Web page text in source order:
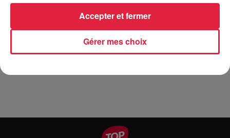
stade de football d'Oberbronn. Petite restauration sur place,
café, gâteaux en partenariat avec les écoles du village.
Renseignements et inscriptions :
en.oberbronn.culture.patrimoine@gmail.com ou Armelle au
06 88 58 68 17
Gérer mes choix
Accepter et fermer